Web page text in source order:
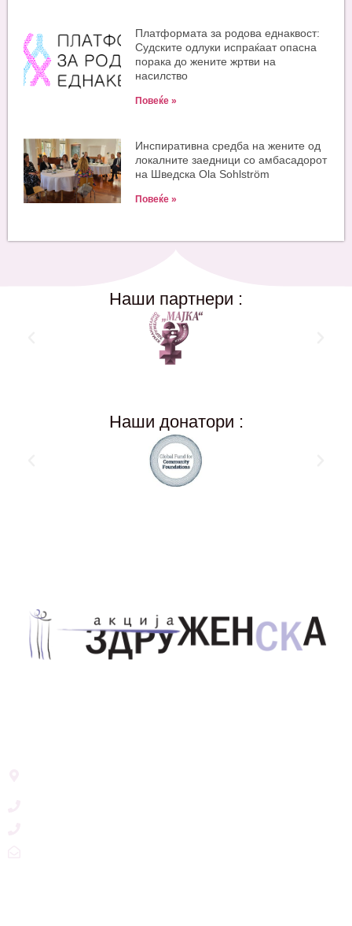
Платформата за родова еднаквост:
Судските одлуки испраќаат опасна
порака до жените жртви на
насилство
Повеќе »
Инспиративна средба на жените од
локалните заедници со амбасадорот
на Шведска Ola Sohlström
Повеќе »
Наши партнери :
Наши донатори :